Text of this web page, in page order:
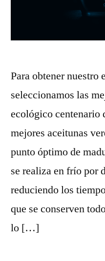
Para obtener nuestro
seleccionamos las
ecológico centenario
mejores aceitunas
punto óptimo de
se realiza en frío por
reduciendo los
que se conserven
lo […]